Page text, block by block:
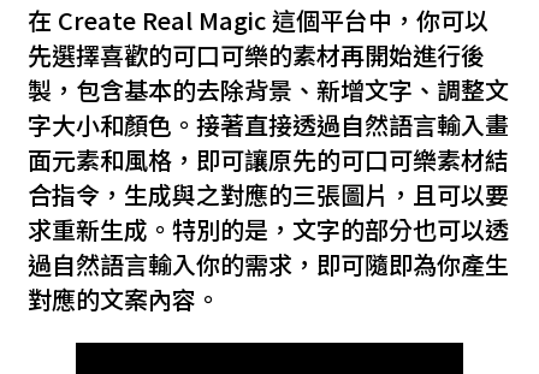
在 Create Real Magic 這個平台中，你可以
先選擇喜歡的可口可樂的素材再開始進行後
製，包含基本的去除背景、新增文字、調整文
字大小和顏色。接著直接透過自然語言輸入畫
面元素和風格，即可讓原先的可口可樂素材結
合指令，生成與之對應的三張圖片，且可以要
求重新生成。特別的是，文字的部分也可以透
過自然語言輸入你的需求，即可隨即為你產生
對應的文案內容。